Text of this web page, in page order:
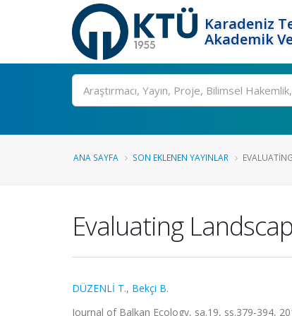
Karadeniz
Akademik
Ara
ANA SAYFA SON EKLENEN YAYINLAR
Evaluating
DÜZENLİ T., Bekçi B.
Journal of Balkan Ecology, sa.19, ss.379-394,